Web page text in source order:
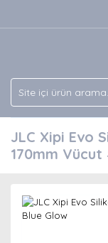
JLC Xipi Evo
170mm